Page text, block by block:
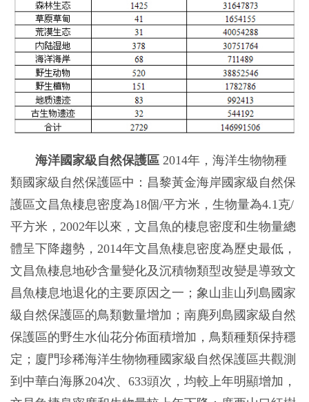
海洋國家級自然保護區2014年，海洋生物物種
類國家級自然保護區中：昌黎黃金海岸國家級自然保
護區文昌魚棲息密度為18個/平方米，生物量為4.1克/
平方米，2002年以來，文昌魚的棲息密度和生物量總
體呈下降趨勢，2014年文昌魚棲息密度為歷史最低，
文昌魚棲息地砂含量變化及沉積物類型改變是導致文
昌魚棲息地退化的主要原因之一；象山韭山列島國家
級自然保護區的鳥類數量增加；南麂列島國家級自然
保護區的野生水仙花分佈面積增加，鳥類種類保持穩
定；廈門珍稀海洋生物物種國家級自然保護區共觀測
到中華白海豚204次、633頭次，均較上年明顯增加，